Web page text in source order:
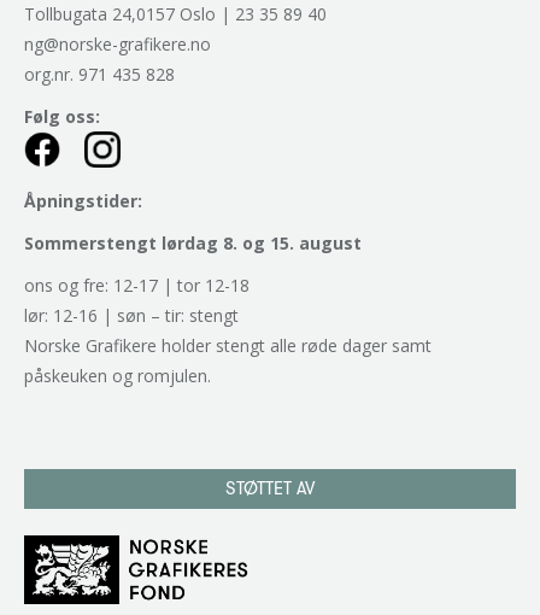
Tollbugata 24,0157 Oslo | 23 35 89 40
ng@norske-grafikere.no
org.nr. 971 435 828
Følg oss:
Åpningstider:
Sommerstengt lørdag 8. og 15. august
ons og fre: 12-17 | tor 12-18
lør: 12-16 | søn – tir: stengt
Norske Grafikere holder stengt alle røde dager samt
påskeuken og romjulen.
STØTTET AV